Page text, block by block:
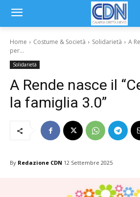
Home Costume & Società Solidarietà
A
per...
Solidarietà
A Rende nasce il
la famiglia 3.0”
By Redazione CDN 12 Settembre 2025